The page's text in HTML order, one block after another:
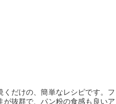
だけの、簡単なレシピです。フ
抜群で、パン粉の食感も良いア